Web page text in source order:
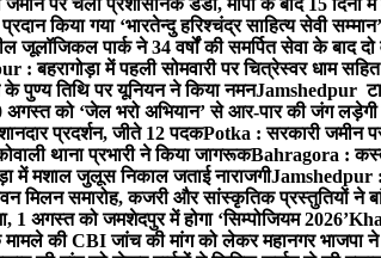
पर चला प्रशासनिक डंडा, मापी के बाद 15 दिनों
किया गया ‘भारतेन्दु हरिश्चंद्र साहित्य सेवी सम्मान’
पार्क ने 34 वर्षों की समर्पित सेवा के बाद दो
: बहरागोड़ा में पहली सोमवारी पर चित्रेस्वर धाम
पुण्य तिथि पर यूनियन ने किया नमनJamshedpur
को ‘जेल भरो अभियान’ से आर-पार की जंग
प्रदर्शन, जीते 12 पदकPotka : सरकारी जमीन
थाना प्रभारी ने किया जागरूकBahragora :
में मशाल जुलूस निकाल जताई नाराजगीJamshedpur :
मिलन समारोह, कजरी और सांस्कृतिक प्रस्तुतियों ने
1 अगस्त को जमशेदपुर में होगा ‘सिम्पोजियम 2026’
की CBI जांच की मांग को लेकर महानगर भाजपा